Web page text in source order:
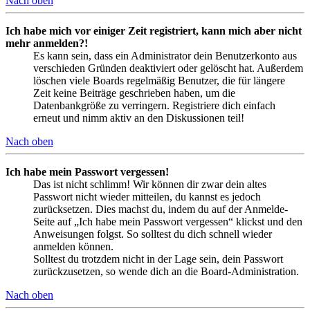
Ich habe mich vor einiger Zeit registriert, kann mich aber nicht
mehr anmelden?!
Es kann sein, dass ein Administrator dein Benutzerkonto aus
verschieden Gründen deaktiviert oder gelöscht hat. Außerdem
löschen viele Boards regelmäßig Benutzer, die für längere
Zeit keine Beiträge geschrieben haben, um die
Datenbankgröße zu verringern. Registriere dich einfach
erneut und nimm aktiv an den Diskussionen teil!
Nach oben
Ich habe mein Passwort vergessen!
Das ist nicht schlimm! Wir können dir zwar dein altes
Passwort nicht wieder mitteilen, du kannst es jedoch
zurücksetzen. Dies machst du, indem du auf der Anmelde-
Seite auf „Ich habe mein Passwort vergessen“ klickst und den
Anweisungen folgst. So solltest du dich schnell wieder
anmelden können.
Solltest du trotzdem nicht in der Lage sein, dein Passwort
zurückzusetzen, so wende dich an die Board-Administration.
Nach oben